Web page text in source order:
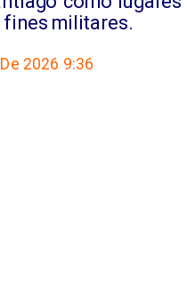
fines militares.
2026 9:36